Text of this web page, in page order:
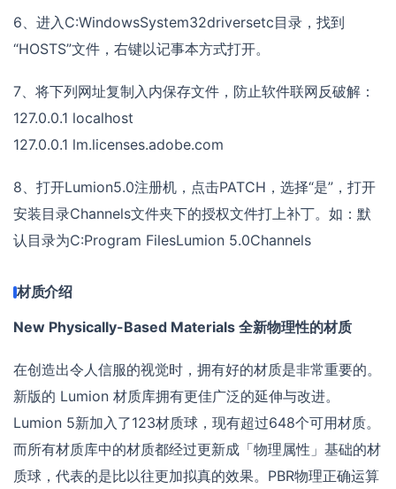
6、进入C:WindowsSystem32driversetc目录，找到
“HOSTS”文件，右键以记事本方式打开。
7、将下列网址复制入内保存文件，防止软件联网反破解：
127.0.0.1 localhost
127.0.0.1 lm.licenses.adobe.com
8、打开Lumion5.0注册机，点击PATCH，选择“是”，打开
安装目录Channels文件夹下的授权文件打上补丁。如：默
认目录为C:Program FilesLumion 5.0Channels
材质介绍
New Physically-Based Materials 全新物理性的材质
在创造出令人信服的视觉时，拥有好的材质是非常重要的。
新版的 Lumion 材质库拥有更佳广泛的延伸与改进。
Lumion 5新加入了123材质球，现有超过648个可用材质。
而所有材质库中的材质都经过更新成「物理属性」基础的材
质球，代表的是比以往更加拟真的效果。PBR物理正确运算